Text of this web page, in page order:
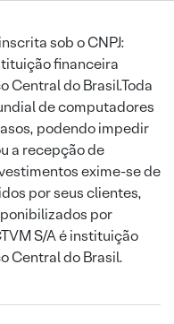
sob o CNPJ:
financeira
Central do Brasil.Toda
de computadores
podendo impedir
a recepção de
exime-se de
por seus clientes,
por
S/A é instituição
Central do Brasil.